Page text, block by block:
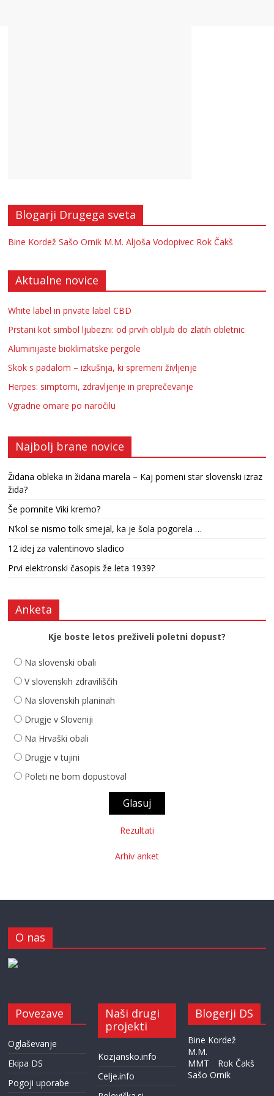
Blogarji Drugega sveta
Bine Kordež Sašo Ornik M.M. Aljoša Vodopivec Rok Čakš
Aktualne novice
White label in private label CBD
Prstani kot simbol ljubezni: od prvih obljub do zlatih obletnic
Aluminijaste bioklimatske pergole
Skok s padalom – izkušnja, ki spremeni življenje
Herpes: simptomi, zdravljenje in preprečevanje
Vgradne omare po naročilu
Najbolj brane novice
Židana obleka in židana marela – Kaj pomeni star slovenski izraz
žida?
Še pomnite Viki kremo?
N’kol se nismo tolk smejal, ka je šola pogorela …
12 idej za valentinovo sladico
Prvi elektronski časopis že leta 1939?
Anketa
Kje boste letos preživeli poletni dopust?
Na slovenski obali
V slovenskih zdraviliščih
Na slovenskih planinah
Drugje v Sloveniji
Na Hrvaški obali
Drugje v tujini
Poleti ne bom dopustoval
Rezultati
Arhiv anket
O nas
Povezave
Oglaševanje
Ekipa DS
Pogoji uporabe
Naši drugi
projekti
Kozjansko.info
Celje.info
Blogerji DS
Bine Kordež
M.M.
MMT
Rok Čakš
Sašo Ornik